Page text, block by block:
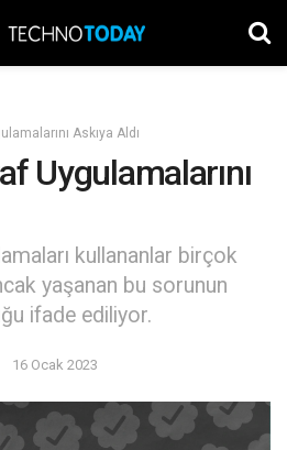
Askıya Aldı
Uygulamalarını
kullananlar birçok
yaşanan bu sorunun
ifade ediliyor.
16 Ocak 2023